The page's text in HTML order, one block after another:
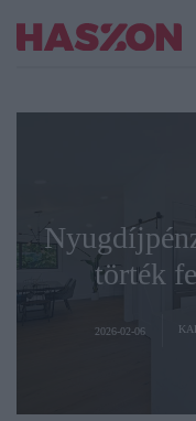
törték
2026-02-06